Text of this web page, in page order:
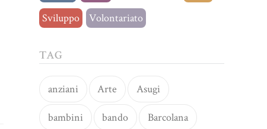
Sviluppo
Volontariato
TAG
anziani Arte Asugi
bambini bando Barcolana